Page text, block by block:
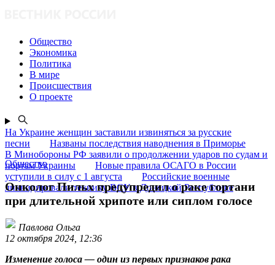
Общество
Экономика
Политика
В мире
Происшествия
О проекте
На Украине женщин заставили извиняться за русские
песни
Названы последствия наводнения в Приморье
В Минобороны РФ заявили о продолжении ударов по судам и
портам Украины
Новые правила ОСАГО в России
уступили в силу с 1 августа
Российские военные
ликвидировали технику ВСУ в Донецкой Республике
Общество
Онколог Пильх предупредил о раке гортани
при длительной хрипоте или сиплом голосе
Павлова Ольга
12 октября 2024, 12:36
Изменение голоса — один из первых признаков рака